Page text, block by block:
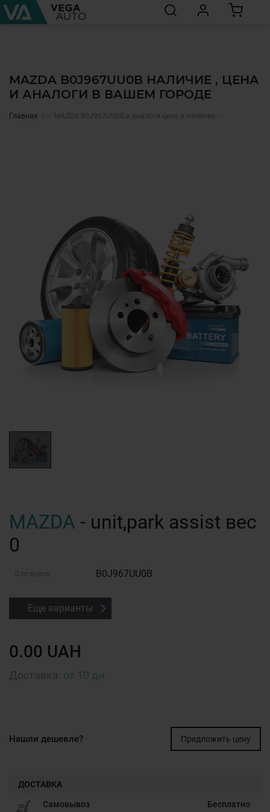
MAZDA B0J967UU0B НАЛИЧИЕ , ЦЕНА
И АНАЛОГИ В ВАШЕМ ГОРОДЕ
Главная ✅ MAZDA B0J967UU0B и аналоги цена и наличие ✅
MAZDA - unit,park assist вес
0
0 отзывов B0J967UU0B
Еще варианты
0.00 UAH
от 10 дн.
Нашли дешевле? Предложить цену
ДОСТАВКА
Самовывоз Бесплатно